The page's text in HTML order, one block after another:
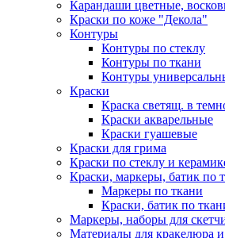
Карандаши цветные,
Краски по коже "Декола"
Контуры
Контуры по стеклу
Контуры по ткани
Контуры
Краски
Краска светящ. в
Краски акварельные
Краски гуашевые
Краски для грима
Краски по стеклу и
Краски, маркеры, батик по
Маркеры по ткани
Краски, батик по
Маркеры, наборы для
Материалы для кракелюра